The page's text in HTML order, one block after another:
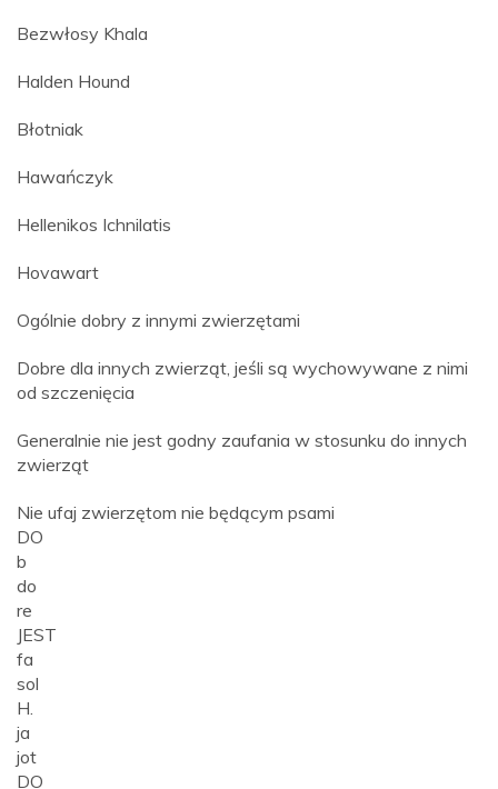
Bezwłosy Khala
Halden Hound
Błotniak
Hawańczyk
Hellenikos Ichnilatis
Hovawart
Ogólnie dobry z innymi zwierzętami
Dobre dla innych zwierząt, jeśli są wychowywane z nimi
od szczenięcia
Generalnie nie jest godny zaufania w stosunku do innych
zwierząt
Nie ufaj zwierzętom nie będącym psami
DO
b
do
re
JEST
fa
sol
H.
ja
jot
DO